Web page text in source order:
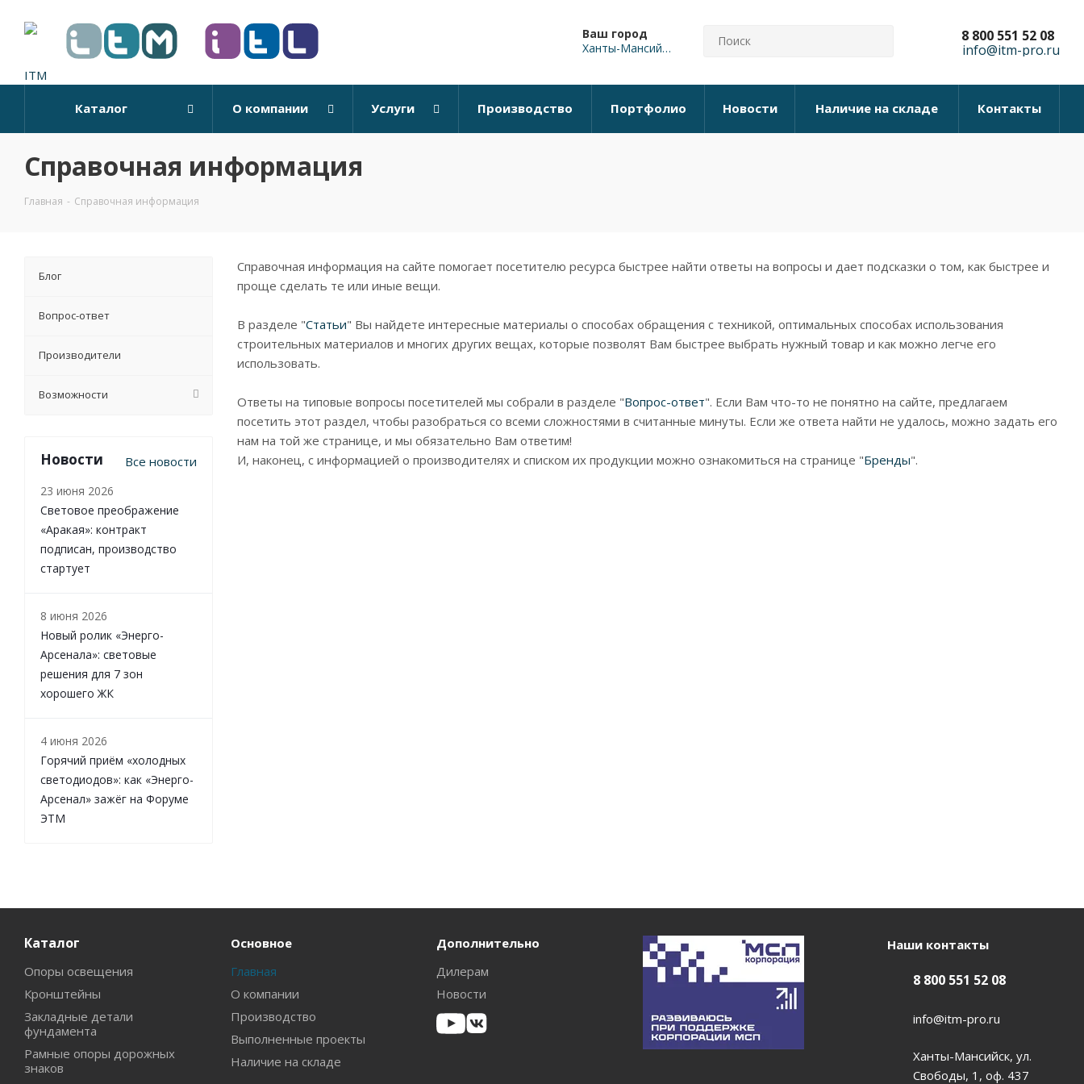
Ваш город
Ханты-Мансийск
8 800 551 52 08
info@itm-pro.ru
Каталог О компании Услуги Производство Портфолио Новости Наличие на складе Контакты
Справочная информация
Главная - Справочная информация
Справочная информация на сайте помогает посетителю ресурса быстрее найти ответы на вопросы и дает подсказки о том, как быстрее и
проще сделать те или иные вещи.
В разделе "Статьи" Вы найдете интересные материалы о способах обращения с техникой, оптимальных способах использования
строительных материалов и многих других вещах, которые позволят Вам быстрее выбрать нужный товар и как можно легче его
использовать.
Ответы на типовые вопросы посетителей мы собрали в разделе "Вопрос-ответ". Если Вам что-то не понятно на сайте, предлагаем
посетить этот раздел, чтобы разобраться со всеми сложностями в считанные минуты. Если же ответа найти не удалось, можно задать его
нам на той же странице, и мы обязательно Вам ответим!
И, наконец, с информацией о производителях и списком их продукции можно ознакомиться на странице "Бренды".
Блог
Вопрос-ответ
Производители
Возможности
Новости Все новости
23 июня 2026
Световое преображение
«Аракая»: контракт
подписан, производство
стартует
8 июня 2026
Новый ролик «Энерго-
Арсенала»: световые
решения для 7 зон
хорошего ЖК
4 июня 2026
Горячий приём «холодных
светодиодов»: как «Энерго-
Арсенал» зажёг на Форуме
ЭТМ
Каталог
Опоры освещения
Кронштейны
Закладные детали
фундамента
Рамные опоры дорожных
знаков
Основное
Главная
О компании
Производство
Выполненные проекты
Наличие на складе
Дополнительно
Дилерам
Новости
Наши контакты
8 800 551 52 08
info@itm-pro.ru
Ханты-Мансийск, ул.
Свободы, 1, оф. 437